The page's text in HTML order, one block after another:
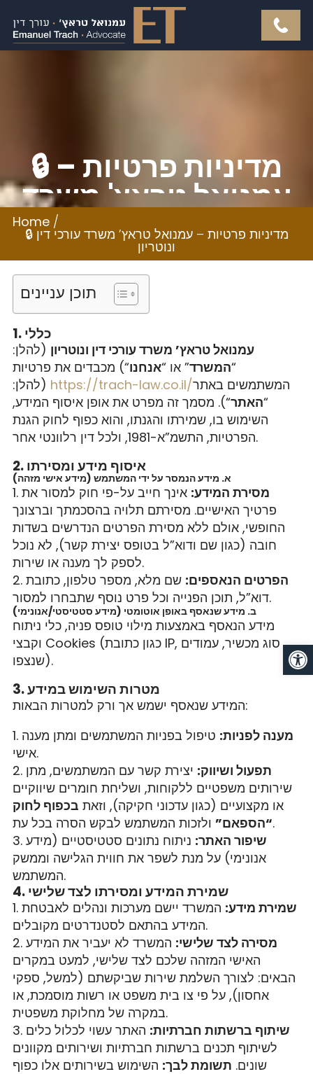
🔒 מדיניות פרטיות –
עמנואל טראץ' משרד
עורכי דין ונוטריון Home /
🔒 מדיניות פרטיות – עמנואל טראץ’ משרד עורכי דין
ונוטריון
תוכן עניינים
1. כללי
עמנואל טראץ’ משרד עורכי דין ונוטריון (להלן:
“המשרד” או “אנחנו“) מכבדים את פרטיות
המשתמשים באתרhttps://trach-law.co.il/ (להלן:
“האתר“). מסמך זה מפרט את אופן איסוף המידע,
השימוש בו, שמירתו והגנתו, והוא כפוף לחוק הגנת
הפרטיות, התשמ”א-1981, ולכל דין רלוונטי אחר.
2. איסוף מידע ומסירתו
א. מידע הנמסר על ידי המשתמש (מידע אישי מזהה)
מסירת המידע: אינך חייב על-פי חוק למסור את
פרטיך האישיים. מסירתם תלויה בהסכמתך וברצונך
החופשי, אולם ללא מסירת הפרטים הנדרשים בשדות
חובה (כגון שם ודוא”ל בטופס יצירת קשר), לא נוכל
לספק לך מענה או שירות.
הפרטים הנאספים: שם מלא, מספר טלפון, כתובת
דוא”ל, תוכן הפנייה וכל פרט נוסף שתבחרו למסור.
ב. מידע שנאסף באופן אוטומטי (מידע סטטיסטי/אנונימי)
מידע הנאסף באמצעות מילוי טופס פניה, כלי ניתוח
וקבצי Cookies (כגון כתובת IP, סוג מכשיר, עמודים
שנצפו).
3. מטרות השימוש במידע
המידע שנאסף ישמש אך ורק למטרות הבאות:
מענה לפניות: טיפול בפניות המשתמשים ומתן מענה
אישי.
תפעול ושיווק: יצירת קשר עם המשתמשים, מתן
שירותים משפטיים ללקוחות, ושליחת חומרים שיווקיים
או מקצועיים (כגון עדכוני חקיקה), וזאת בכפוף לחוק
“הספאם”ולזכות המשתמש לבקש הסרה בכל עת.
שיפור האתר: ניתוח נתונים סטטיסטיים (מידע
אנונימי) על מנת לשפר את חווית הגלישה וממשק
המשתמש.
4. שמירת המידע ומסירתו לצד שלישי
שמירת מידע: המשרד יישם מערכות ונהלים לאבטחת
המידע בהתאם לסטנדרטים מקובלים.
מסירה לצד שלישי: המשרד לא יעביר את המידע
האישי המזהה שלכם לצד שלישי, למעט במקרים
הבאים: לצורך השלמת שירות שביקשתם (למשל, ספקי
אחסון), על פי צו בית משפט או רשות מוסמכת, או
במקרה של מחלוקת משפטית.
שיתוף ברשתות חברתיות: האתר עשוי לכלול כלים
לשיתוף תכנים ברשתות חברתיות ושירותים מקוונים
שונים. תשומת לבך: השימוש בשירותים אלו כפוף